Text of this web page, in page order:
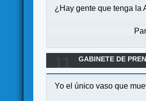
¿Hay gente que tenga la
GABINETE DE
Yo el único vaso que